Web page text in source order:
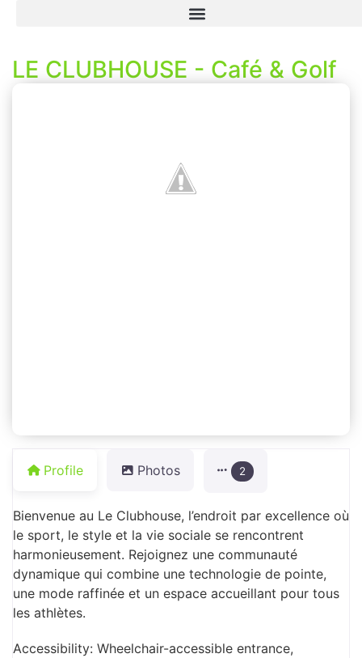
LE CLUBHOUSE - Café & Golf
Profile Photos 2
Bienvenue au Le Clubhouse, l’endroit par excellence où
le sport, le style et la vie sociale se rencontrent
harmonieusement. Rejoignez une communauté
dynamique qui combine une technologie de pointe,
une mode raffinée et un espace accueillant pour tous
les athlètes.
Accessibility: Wheelchair-accessible entrance,